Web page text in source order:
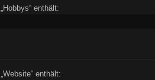
„Hobbys“ enthält:
„Website“ enthält: